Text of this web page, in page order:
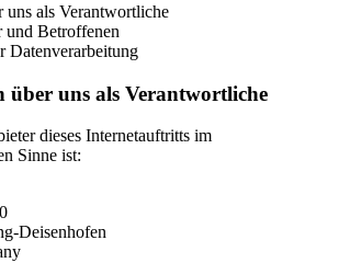
als Verantwortliche
und Betroffenen
Datenverarbeitung
uns als Verantwortliche
dieses Internetauftritts im
Sinne ist:
Deisenhofen